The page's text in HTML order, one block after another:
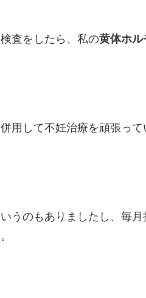
査をしたら、私の黄体ホル
用して不妊治療を頑張っ
うのもありましたし、毎月